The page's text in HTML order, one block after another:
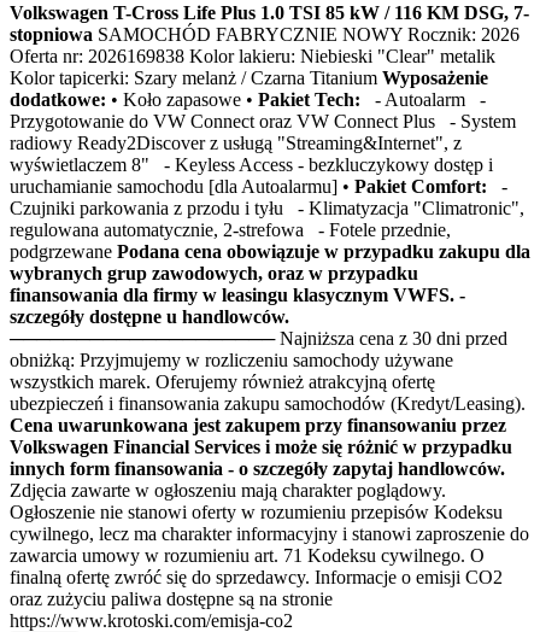
Volkswagen T-Cross Life Plus 1.0 TSI 85 kW / 116 KM DSG, 7-
stopniowa SAMOCHÓD FABRYCZNIE NOWY Rocznik: 2026
Oferta nr: 2026169838 Kolor lakieru: Niebieski "Clear" metalik
Kolor tapicerki: Szary melanż / Czarna Titanium Wyposażenie
dodatkowe: • Koło zapasowe • Pakiet Tech: - Autoalarm -
Przygotowanie do VW Connect oraz VW Connect Plus - System
radiowy Ready2Discover z usługą "Streaming&Internet", z
wyświetlaczem 8" - Keyless Access - bezkluczykowy dostęp i
uruchamianie samochodu [dla Autoalarmu] • Pakiet Comfort: -
Czujniki parkowania z przodu i tyłu - Klimatyzacja "Climatronic",
regulowana automatycznie, 2-strefowa - Fotele przednie,
podgrzewane Podana cena obowiązuje w przypadku zakupu dla
wybranych grup zawodowych, oraz w przypadku
finansowania dla firmy w leasingu klasycznym VWFS. -
szczegóły dostępne u handlowców.
──────────────────── Najniższa cena z 30 dni przed
obniżką: Przyjmujemy w rozliczeniu samochody używane
wszystkich marek. Oferujemy również atrakcyjną ofertę
ubezpieczeń i finansowania zakupu samochodów (Kredyt/Leasing).
Cena uwarunkowana jest zakupem przy finansowaniu przez
Volkswagen Financial Services i może się różnić w przypadku
innych form finansowania - o szczegóły zapytaj handlowców.
Zdjęcia zawarte w ogłoszeniu mają charakter poglądowy.
Ogłoszenie nie stanowi oferty w rozumieniu przepisów Kodeksu
cywilnego, lecz ma charakter informacyjny i stanowi zaproszenie do
zawarcia umowy w rozumieniu art. 71 Kodeksu cywilnego. O
finalną ofertę zwróć się do sprzedawcy. Informacje o emisji CO2
oraz zużyciu paliwa dostępne są na stronie
https://www.krotoski.com/emisja-co2